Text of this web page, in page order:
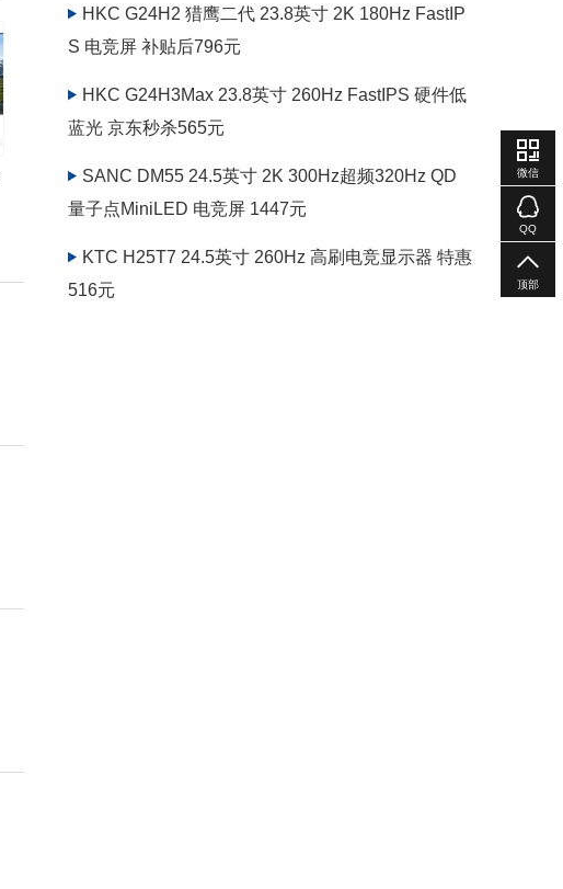
HKC G24H2 猎鹰二代 23.8英寸 2K 180Hz FastIP
S 电竞屏 补贴后796元
HKC G24H3Max 23.8英寸 260Hz FastIPS 硬件低
蓝光 京东秒杀565元
SANC DM55 24.5英寸 2K 300Hz超频320Hz QD
量子点MiniLED 电竞屏 1447元
KTC H25T7 24.5英寸 260Hz 高刷电竞显示器 特惠
516元
微信
QQ
顶部